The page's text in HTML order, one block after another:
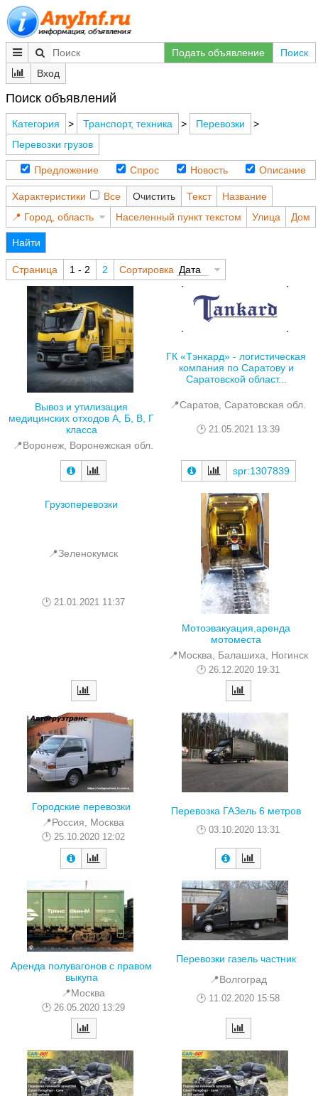
Подать объявление
Поиск
Вход
Поиск объявлений
Категория > Транспорт, техника > Перевозки
>
Перевозки грузов
Предложение Спрос Новость Описание
Характеристики Все Очистить Текст
Название
Город, область
Населенный пункт текстом Улица Дом
Найти
Страница 1 - 2 2 Сортировка Дата
Вывоз и утилизация
медицинских отходов А, Б, В, Г
класса
📍Воронеж, Воронежская обл.
ГК «Тэнкард» - логистическая
компания по Саратову и
Саратовской област...
📍Саратов, Саратовская обл.
21.05.2021 13:39
spr:1307839
Грузоперевозки
📍Зеленокумск
21.01.2021 11:37
Мотоэвакуация,аренда
мотоместа
📍Москва, Балашиха, Ногинск
26.12.2020 19:31
Городские перевозки
📍Россия, Москва
25.10.2020 12:02
Перевозка ГАЗель 6 метров
03.10.2020 13:31
Аренда полувагонов с правом
выкупа
📍Москва
26.05.2020 13:29
Перевозки газель частник
📍Волгоград
11.02.2020 15:58